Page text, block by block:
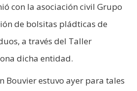
con la asociación civil Grupo
de bolsitas pládticas de
a través del Taller
dicha entidad.
Bouvier estuvo ayer para tales